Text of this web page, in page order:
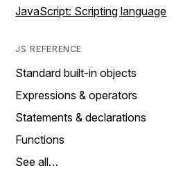
JavaScript: Scripting language
JS REFERENCE
Standard built-in objects
Expressions & operators
Statements & declarations
Functions
See all…